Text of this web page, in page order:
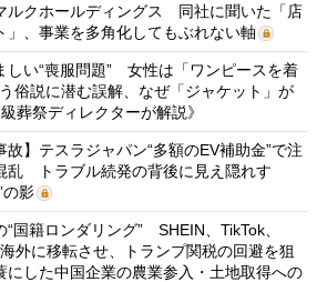
ルクホールディングス 同社に聞いた「店
」、事業を多角化してもぶれない軸
しい“喪服問題” 女性は「ワンピースを着
俗説に潜む誤解、なぜ「ジャケット」が
葬祭ディレクターが解説》
故】テスラジャパン“多額のEV補助金”で注
乱 トラブル続発の背後に見え隠れす
の影
国籍ロンダリング” SHEIN、TikTok、
外に移転させ、トランプ関税の回避を狙
した中国企業の農業参入・土地取得への